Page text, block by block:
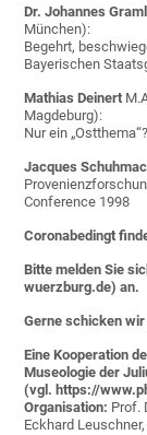
Dr. Johannes
München):
Begehrt,
Bayerischen
Mathias Deinert
Magdeburg):
Nur ein
Jacques
Conference 1998
Coronabedingt
Bitte melden Sie
wuerzburg.de) an.
Gerne schicken
Eine Kooperation
Museologie der
(vgl. https://
Organisation: Prof.
Eckhard